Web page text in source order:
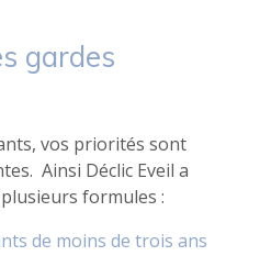
gardes
vos priorités sont
Ainsi Déclic Eveil a
formules :
de moins de trois ans